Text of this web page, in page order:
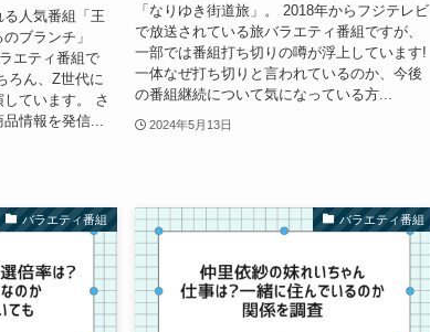
る人気番組「王
ブランチ」
エティ番組で
ろん、Z世代に
ています。 さ
情報を発信...
「なりゆき街道旅」。 2018年からフジテレビ
で放送されている旅バラエティ番組ですが、
一部では番組打ち切りの噂が浮上しています!
一体なぜ打ち切りと言われているのか、今後
の番組継続について気になっている方...
2024年5月13日
バラエティ番組 バラエティ番組